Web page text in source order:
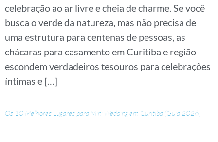
celebração ao ar livre e cheia de charme. Se você
busca o verde da natureza, mas não precisa de
uma estrutura para centenas de pessoas, as
chácaras para casamento em Curitiba e região
escondem verdadeiros tesouros para celebrações
íntimas e […]
Os 10 Melhores Lugares para Mini Wedding em Curitiba (Guia 2026)